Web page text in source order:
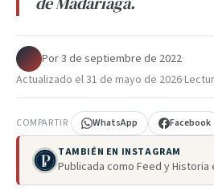
Por·3 de septiembre de 2022·
Actualizado el31 de mayo de 2026·
COMPARTIR WhatsApp Facebook
TAMBIÉN EN INSTAGRAM
Publicada como Feed y Historia